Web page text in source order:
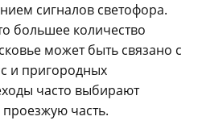
сигналов светофора.
большее количество
может быть связано с
и пригородных
часто выбирают
проезжую часть.